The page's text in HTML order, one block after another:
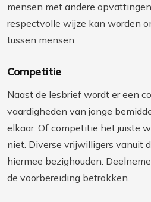
mensen met andere
respectvolle wijze kan worden
tussen mensen.
Competitie
Naast de lesbrief wordt er een
vaardigheden van jonge
elkaar. Of competitie het juiste
niet. Diverse vrijwilligers vanuit
hiermee bezighouden.
de voorbereiding betrokken.